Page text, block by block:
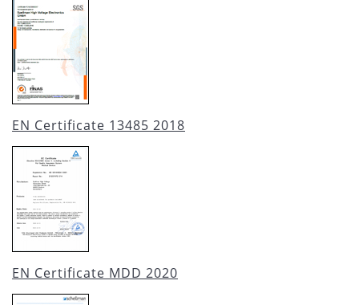
EN Certificate 13485 2018
EN Certificate MDD 2020